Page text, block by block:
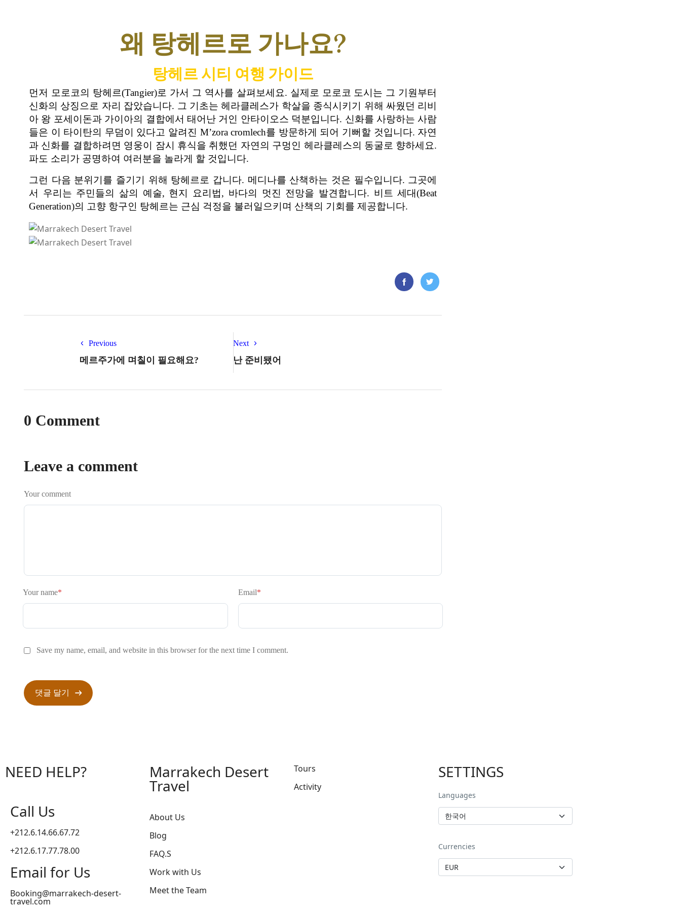
왜 탕헤르로 가나요?
탕헤르 시티 여행 가이드
먼저 모로코의 탕헤르(Tangier)로 가서 그 역사를 살펴보세요. 실제로 모로코 도시는 그 기원부터
신화의 상징으로 자리 잡았습니다. 그 기초는 헤라클레스가 학살을 종식시키기 위해 싸웠던 리비
아 왕 포세이돈과 가이아의 결합에서 태어난 거인 안타이오스 덕분입니다. 신화를 사랑하는 사람
들은 이 타이탄의 무덤이 있다고 알려진 M’zora cromlech를 방문하게 되어 기뻐할 것입니다. 자연
과 신화를 결합하려면 영웅이 잠시 휴식을 취했던 자연의 구멍인 헤라클레스의 동굴로 향하세요.
파도 소리가 공명하여 여러분을 놀라게 할 것입니다.
그런 다음 분위기를 즐기기 위해 탕헤르로 갑니다. 메디나를 산책하는 것은 필수입니다. 그곳에
서 우리는 주민들의 삶의 예술, 현지 요리법, 바다의 멋진 전망을 발견합니다. 비트 세대(Beat
Generation)의 고향 항구인 탕헤르는 근심 걱정을 불러일으키며 산책의 기회를 제공합니다.
Previous
메르주가에 며칠이 필요해요?
Next
난 준비됐어
0 Comment
Leave a comment
Your comment
Your name* Email*
Save my name, email, and website in this browser for the next time I comment.
NEED HELP?
Call Us
+212.6.14.66.67.72
+212.6.17.77.78.00
Email for Us
Booking@marrakech-desert-
travel.com
Marrakech Desert
Travel
About Us
Blog
FAQ.S
Work with Us
Meet the Team
Tours
Activity
SETTINGS
Languages
Currencies